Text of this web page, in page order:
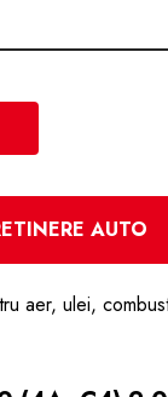
Cautare
AUTO
aer, ulei,